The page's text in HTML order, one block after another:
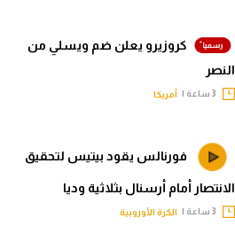
كروزيرو يعلن ضم ويسلي من
النصر
أمريكا
فورنالس يقود بيتيس لتحقيق
الانتصار أمام أرسنال بثلاثية وديا
الكرة الأوروبية